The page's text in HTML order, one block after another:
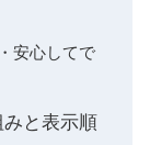
安心してで
と表示順